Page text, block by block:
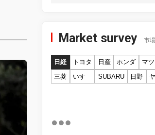
Market survey 市
日経 トヨタ 日産 ホンダ マ
三菱
いすゞ SUBARU 日野